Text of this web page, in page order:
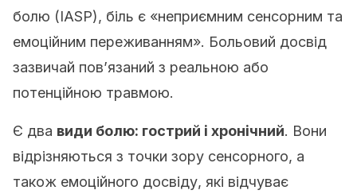
болю (IASP), біль є «неприємним сенсорним та
емоційним переживанням». Больовий досвід
зазвичай пов’язаний з реальною або
потенційною травмою.
Є два види болю: гострий і хронічний. Вони
відрізняються з точки зору сенсорного, а
також емоційного досвіду, які відчуває